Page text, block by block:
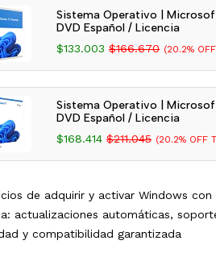
Sistema Operativo | Microsoft
DVD Español / Licencia
$133.003 $166.670 (20.2%
Sistema Operativo |
DVD Español / Licencia
$168.414 $211.045 (20.2% OFF
de adquirir y activar Windows
actualizaciones automáticas,
y compatibilidad garantizada